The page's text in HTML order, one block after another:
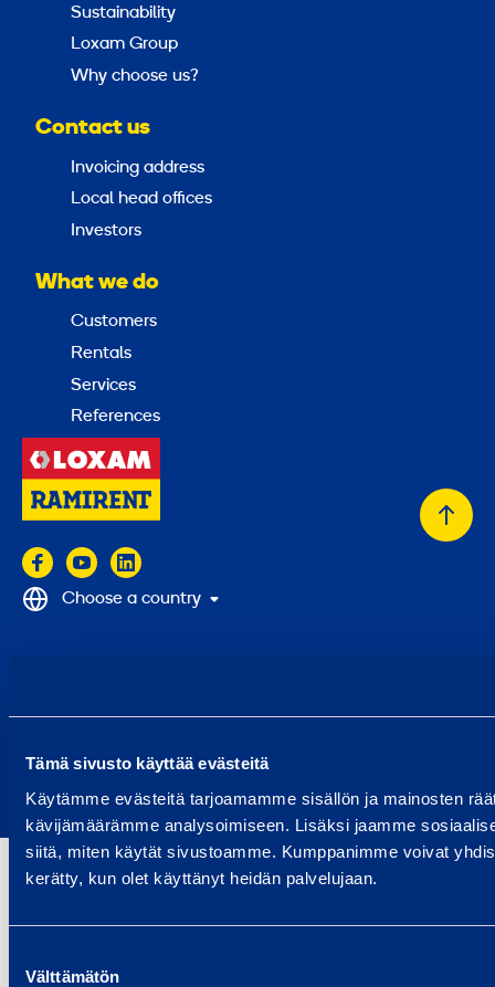
Tämä sivusto käyttää evästeitä
Käytämme evästeitä tarjoamamme sisällön ja mainosten
kävijämäärämme analysoimiseen. Lisäksi jaamme
siitä, miten käytät sivustoamme. Kumppanimme voivat
kerätty, kun olet käyttänyt heidän palvelujaan.
valinta
Välttämätön
Sustainability
Loxam Group
Why choose us?
Contact us
Invoicing address
Local head offices
Investors
What we do
Customers
Rentals
Services
References
Back
Report abuse
Report a security issue
Choose a country